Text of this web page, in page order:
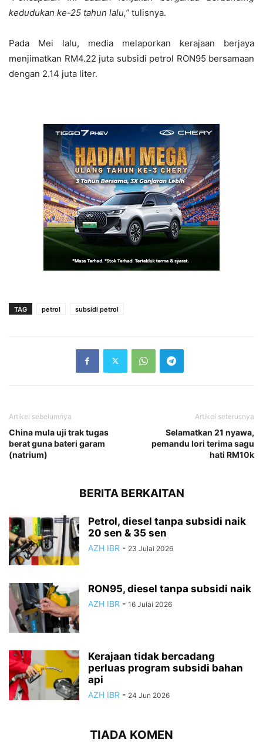
kedudukan ke-25 tahun lalu,” tulisnya.
Pada Mei lalu, media melaporkan kerajaan berjaya
menjimatkan RM4.22 juta subsidi petrol RON95 bersamaan
dengan 2.14 juta liter.
TAG petrol subsidi petrol
Artikel sebelumnya
China mula uji trak tugas
berat guna bateri garam
(natrium)
Artikel seterusnya
Selamatkan 21 nyawa,
pemandu lori terima sagu
hati RM10k
BERITA BERKAITAN
Petrol, diesel tanpa subsidi naik
20 sen & 35 sen
AZH IBR - 23 Julai 2026
RON95, diesel tanpa subsidi naik
AZH IBR - 16 Julai 2026
Kerajaan tidak bercadang
perluas program subsidi bahan
api
AZH IBR - 24 Jun 2026
TIADA KOMEN